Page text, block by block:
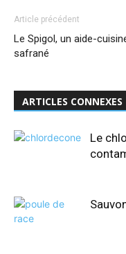
Article précédent
Le Spigol, un aide-
safrané
ARTICLES CONNEXES
Le